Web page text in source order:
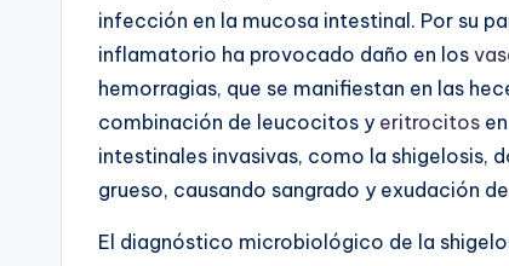
infección en la mucosa intestinal. Por su
inflamatorio ha provocado daño en los
hemorragias, que se manifiestan en las
combinación de leucocitos y eritrocitos
intestinales invasivas, como la shigelosis,
grueso, causando sangrado y exudación de
El diagnóstico microbiológico de la